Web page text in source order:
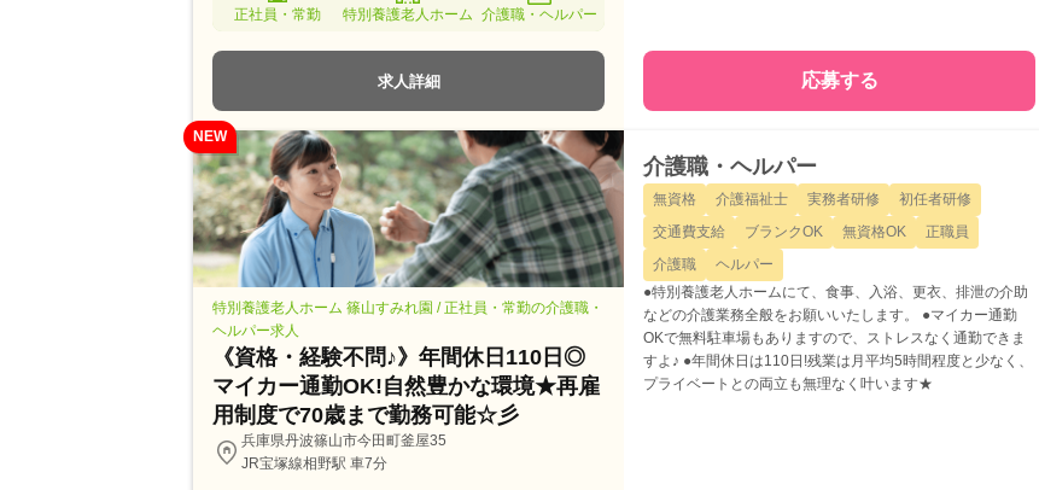
正社員・常勤 特別養護老人ホーム 介護職・ヘルパー
求人詳細 応募する
NEW
特別養護老人ホーム 篠山すみれ園 / 正社員・常勤の介護職・
ヘルパー求人
《資格・経験不問♪》年間休日110日◎
マイカー通勤OK!自然豊かな環境★再雇
用制度で70歳まで勤務可能☆彡
兵庫県丹波篠山市今田町釜屋35
JR宝塚線相野駅 車7分
介護職・ヘルパー
無資格 介護福祉士 実務者研修
初任者研修
交通費支給
ブランクOK 無資格OK
正職員
介護職
ヘルパー
●特別養護老人ホームにて、食事、入浴、更衣、排泄の介助
などの介護業務全般をお願いいたします。 ●マイカー通勤
OKで無料駐車場もありますので、ストレスなく通勤できま
すよ♪ ●年間休日は110日!残業は月平均5時間程度と少なく、
プライベートとの両立も無理なく叶います★